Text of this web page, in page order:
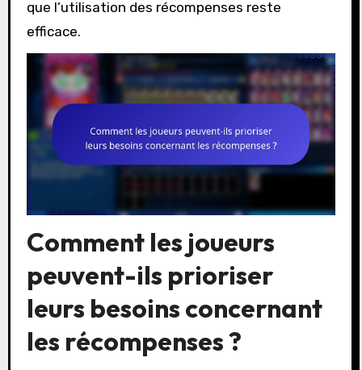
que l’utilisation des récompenses reste
efficace.
Comment les joueurs
peuvent-ils prioriser
leurs besoins concernant
les récompenses ?